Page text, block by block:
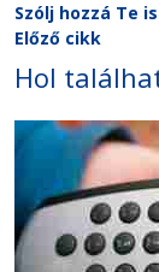
Szólj hozzá Te
Előző cikk
Hol